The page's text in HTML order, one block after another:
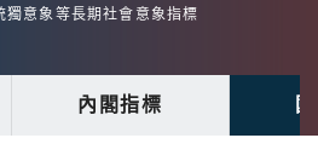
獨意象等長期社會意象指標
內閣指標